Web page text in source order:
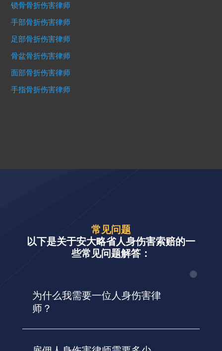
锁骨骨折伤害律师
手部骨折伤害律师
足部骨折伤害律师
骨盆骨折伤害律师
面部骨折伤害律师
手指骨折伤害律师
常见问题
以下是关于安大略省人身伤害索赔的一
些常见问题解答：
为什么我需要一位人身伤害律
师？